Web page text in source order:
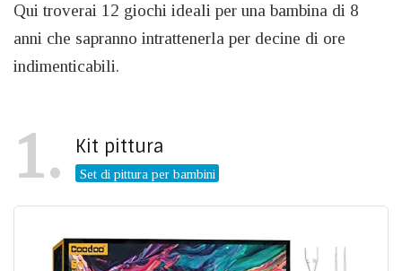
Qui troverai 12 giochi ideali per una bambina di 8
anni che sapranno intrattenerla per decine di ore
indimenticabili.
1 Kit pittura
Set di pittura per bambini